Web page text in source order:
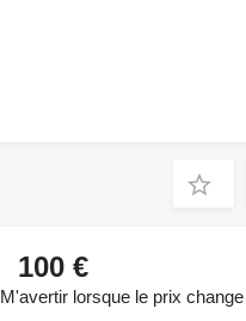
100 €
M'avertir lorsque le prix change